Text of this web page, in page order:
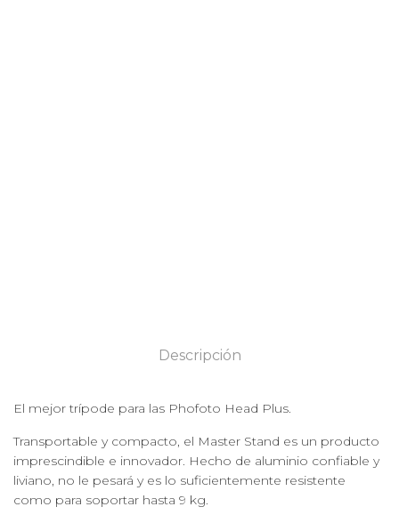
Descripción
El mejor trípode para las Phofoto Head Plus.
Transportable y compacto, el Master Stand es un producto
imprescindible e innovador. Hecho de aluminio confiable y
liviano, no le pesará y es lo suficientemente resistente
como para soportar hasta 9 kg.